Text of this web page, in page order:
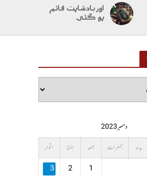
اور بادشاہت قائم
ہو گئی
دسمبر 2023
بدھ جمعرات جمعہ ہفتہ اتوار
1
2
3